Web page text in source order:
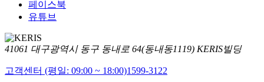
페이스북
유튜브
41061 대구광역시 동구 동내로 64(동내동1119) KERIS빌딩
고객센터 (평일: 09:00 ~ 18:00)1599-3122